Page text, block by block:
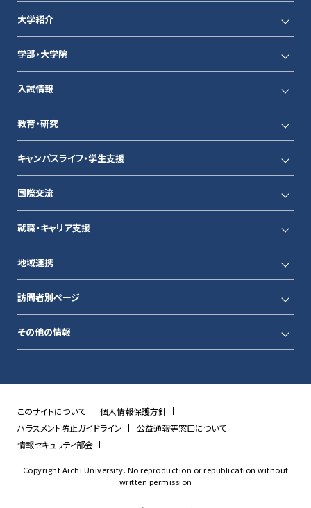
大学紹介
学部・大学院
入試情報
教育・研究
キャンパスライフ・学生支援
国際交流
就職・キャリア支援
地域連携
訪問者別ページ
その他の情報
このサイトについて
個人情報保護方針
ハラスメント防止ガイドライン
公益通報等窓口について
情報セキュリティ部会
Copyright Aichi University. No reproduction or republication without
written permission